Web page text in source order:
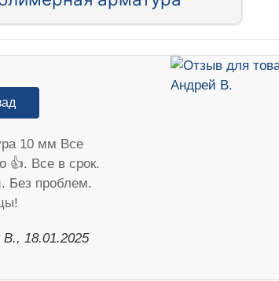
10 мм Все
👍. Все в срок.
Без проблем.
В., 18.01.2025